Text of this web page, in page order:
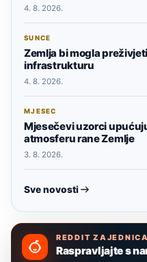
4. 8. 2026.
SUNCE
Zemlja bi mogla
infrastrukturu
4. 8. 2026.
MJESEC
Mjesečevi uzorci
atmosferu rane Zemlje
3. 8. 2026.
Sve novosti
REDDIT ZAJEDNICA
Raspravljajte s